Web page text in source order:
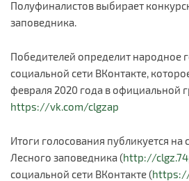
Полуфиналистов выбирает
заповедника.
Победителей определит народное
социальной сети ВКонтакте,
февраля 2020 года в официальной
https://vk.com/clgzap
Итоги голосования публикуется на
Лесного заповедника (http://
социальной сети ВКонтакте (